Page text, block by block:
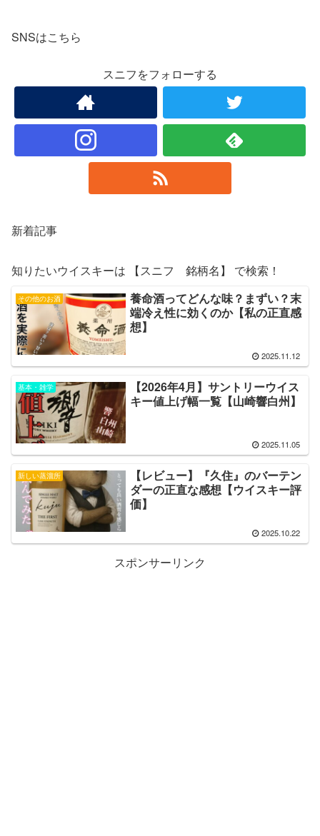
SNSはこちら
スニフをフォローする
新着記事
知りたいウイスキーは 【スニフ 銘柄名】 で検索！
その他のお酒
養命酒ってどんな味？まずい？末
端冷え性に効くのか【私の正直感
想】
2025.11.12
基本・雑学
【2026年4月】サントリーウイス
キー値上げ幅一覧【山崎響白州】
2025.11.05
新しい蒸溜所
【レビュー】『久住』のバーテン
ダーの正直な感想【ウイスキー評
価】
2025.10.22
スポンサーリンク